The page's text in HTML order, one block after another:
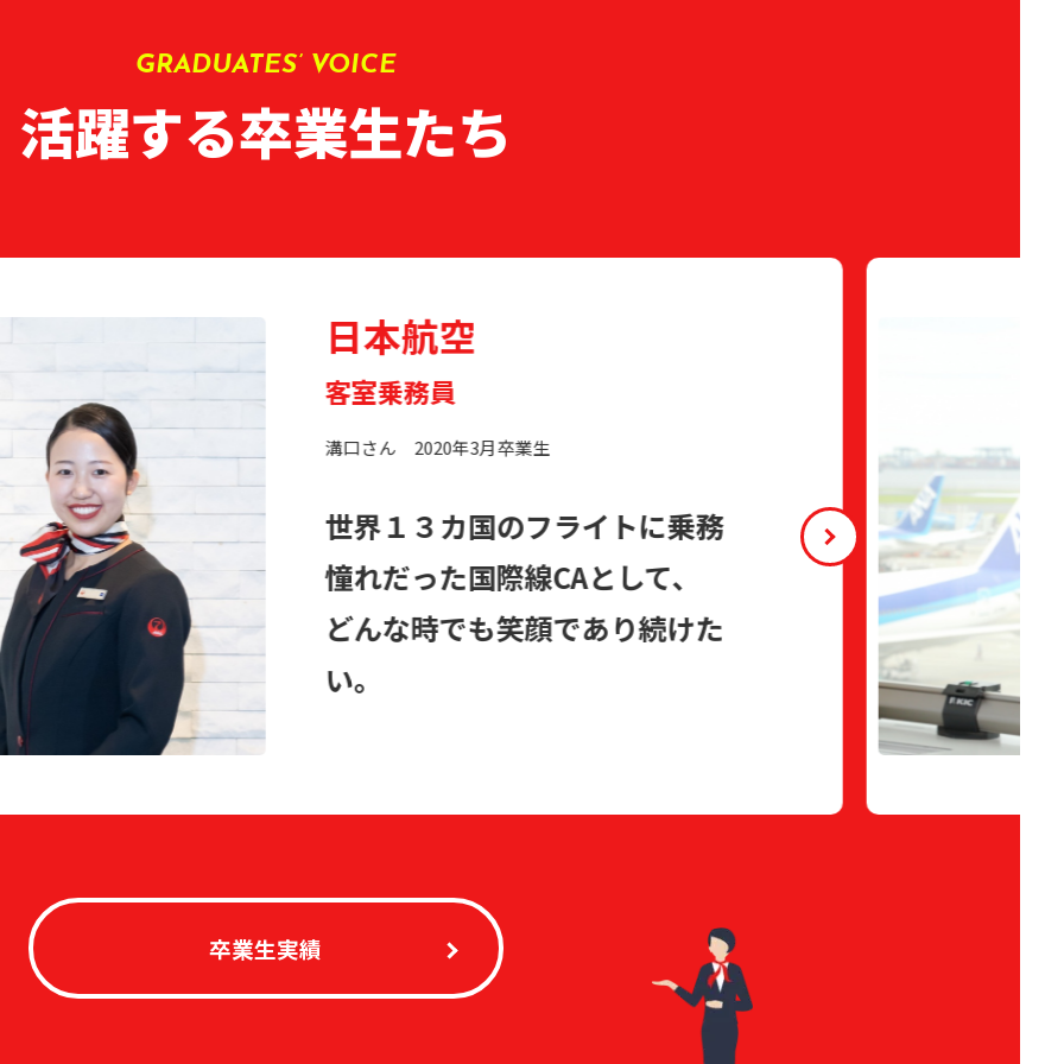
GRADUATES’ VOICE
活躍する卒業生たち
日本航空
客室乗務員
溝口さん 2020年3月卒業生
世界１３カ国のフライトに乗務
憧れだった国際線CAとして、
どんな時でも笑顔であり続けた
い。
卒業生実績